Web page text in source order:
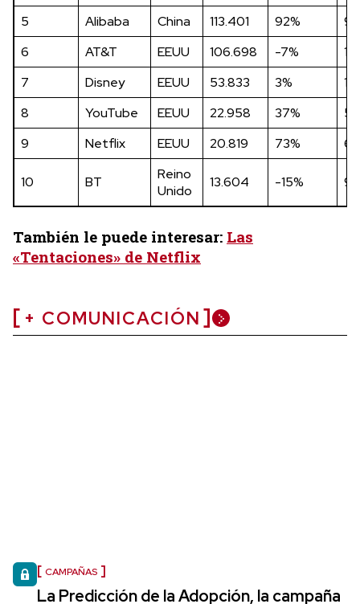
5
Alibaba China 113.401 92%
9
6
AT&T EEUU 106.698 -7%
10
7
Disney EEUU 53.833 3%
19
8
YouTube EEUU 22.958 37%
51
9
Netflix EEUU 20.819 73% 61
10 BT
Reino
Unido
13.604 -15% 94
También le puede interesar: Las
«Tentaciones» de Netflix
+ COMUNICACIÓN
CAMPAÑAS
La Predicción de la Adopción, la campaña